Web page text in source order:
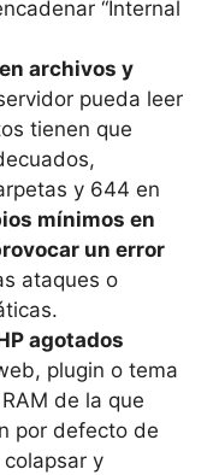
“Internal
archivos y
pueda leer
tienen que
y 644 en
mínimos en
un error
ataques o
agotados
plugin o tema
de la que
por defecto de
y